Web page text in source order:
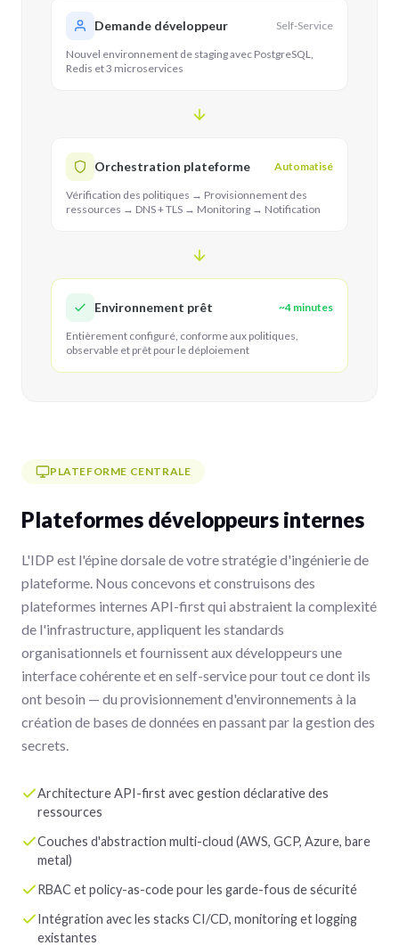
Demande développeur Self-Service
Nouvel environnement de staging avec PostgreSQL,
Redis et 3 microservices
Orchestration plateforme Automatisé
Vérification des politiques → Provisionnement des
ressources → DNS + TLS → Monitoring → Notification
Environnement prêt ~4 minutes
Entièrement configuré, conforme aux politiques,
observable et prêt pour le déploiement
PLATEFORME CENTRALE
Plateformes développeurs internes
L'IDP est l'épine dorsale de votre stratégie d'ingénierie de
plateforme. Nous concevons et construisons des
plateformes internes API-first qui abstraient la complexité
de l'infrastructure, appliquent les standards
organisationnels et fournissent aux développeurs une
interface cohérente et en self-service pour tout ce dont ils
ont besoin — du provisionnement d'environnements à la
création de bases de données en passant par la gestion des
secrets.
Architecture API-first avec gestion déclarative des
ressources
Couches d'abstraction multi-cloud (AWS, GCP, Azure, bare
metal)
RBAC et policy-as-code pour les garde-fous de sécurité
Intégration avec les stacks CI/CD, monitoring et logging
existantes